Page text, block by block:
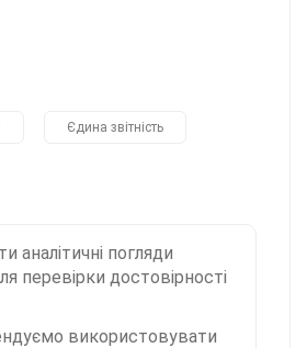
Єдина звітність
аналітичні погляди
перевірки достовірності
використовувати